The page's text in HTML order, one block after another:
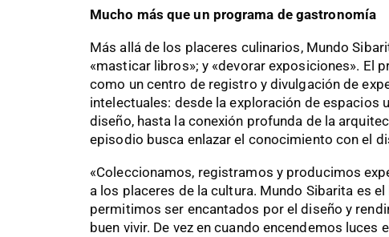
Mucho más que un programa de gastronomía
Más allá de los placeres culinarios, Mundo
«masticar libros»; y «devorar exposiciones». El
como un centro de registro y divulgación de
intelectuales: desde la exploración de espacios
diseño, hasta la conexión profunda de la
episodio busca enlazar el conocimiento con el
«Coleccionamos, registramos y producimos
a los placeres de la cultura. Mundo Sibarita es
permitimos ser encantados por el diseño y
buen vivir. De vez en cuando encendemos luces